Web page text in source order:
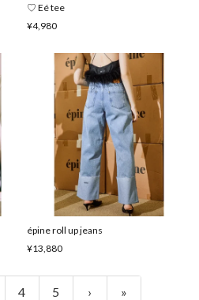
♡ Eé tee
¥4,980
épine roll up jeans
¥13,880
4 5 › »